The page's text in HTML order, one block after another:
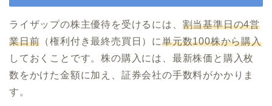
ライザップの株主優待を受けるには、 割当基準日の4営
業日前 （権利付き最終売買日）に単元数100株から購入
しておくことです。株の購入には、最新株価と購入枚
数をかけた金額に加え、証券会社の手数料がかかりま
す。